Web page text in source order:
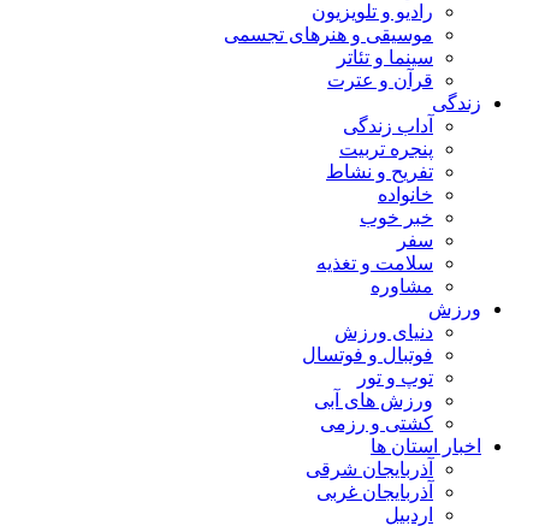
رادیو و تلویزیون
موسیقی و هنرهای تجسمی
سینما و تئاتر
قرآن و عترت
زندگی
آداب زندگی
پنجره تربیت
تفریح و نشاط
خانواده
خبر خوب
سفر
سلامت و تغذیه
مشاوره
ورزش
دنیای ورزش
فوتبال و فوتسال
توپ و تور
ورزش های آبی
کشتی و رزمی
اخبار استان ها
آذربایجان شرقی
آذربایجان غربی
اردبیل